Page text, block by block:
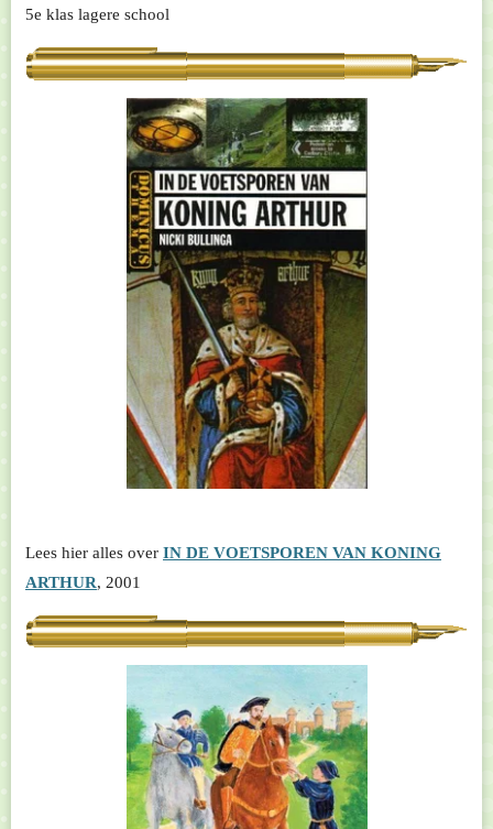
5e klas lagere school
Lees hier alles over IN DE VOETSPOREN VAN KONING
ARTHUR, 2001